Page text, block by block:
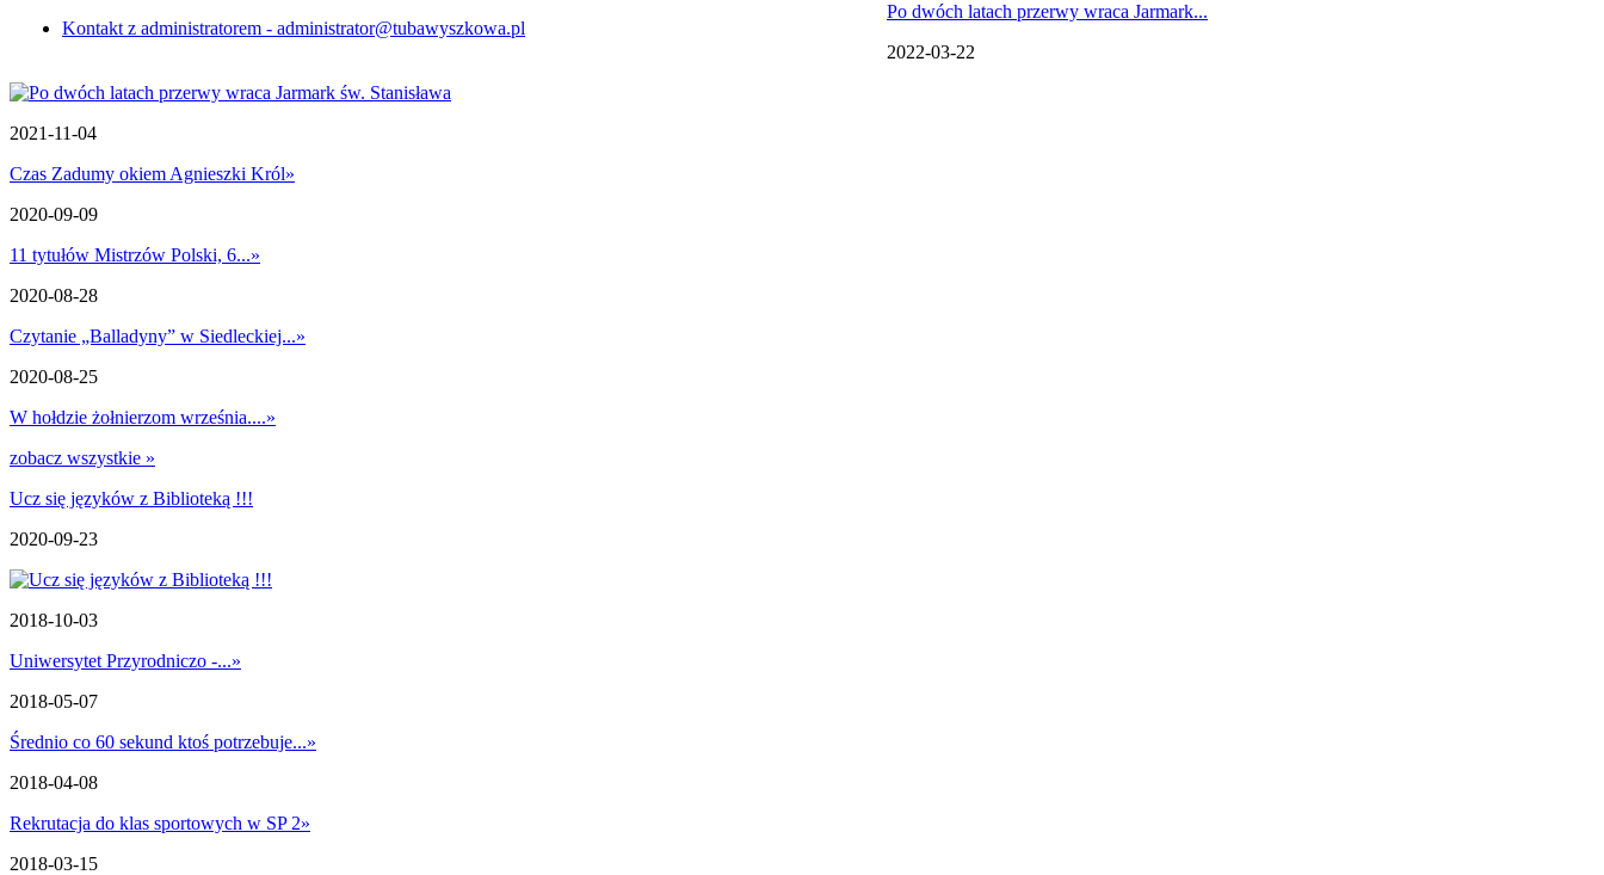
Kontakt z administratorem - administrator@tubawyszkowa.pl
Po dwóch latach przerwy wraca Jarmark...
2022-03-22
2021-11-04
Czas Zadumy okiem Agnieszki Król»
2020-09-09
11 tytułów Mistrzów Polski, 6...»
2020-08-28
Czytanie „Balladyny” w Siedleckiej...»
2020-08-25
W hołdzie żołnierzom września....»
zobacz wszystkie »
Ucz się języków z Biblioteką !!!
2020-09-23
2018-10-03
Uniwersytet Przyrodniczo -...»
2018-05-07
Średnio co 60 sekund ktoś potrzebuje...»
2018-04-08
Rekrutacja do klas sportowych w SP 2»
2018-03-15